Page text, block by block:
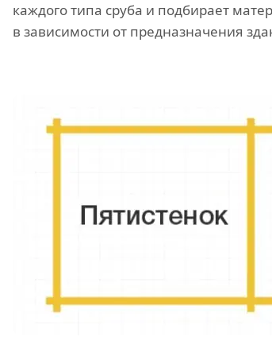
каждого типа сруба и подбирает
в зависимости от предназначения